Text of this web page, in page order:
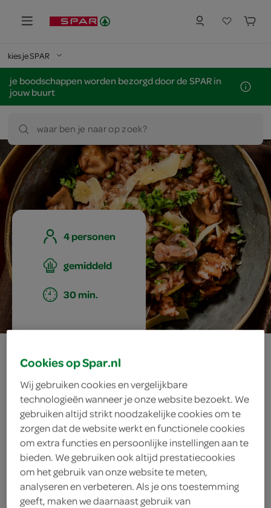
kies je SPAR
je boodschappen worden bezorgd door de SPAR in
jouw buurt
waar ben je naar op zoek?
4 personen
gemiddeld
30 min.
risotto met port
en
paddenstoelen
ingrediënten
Cookies op Spar.nl
Wij gebruiken cookies en vergelijkbare
technologieën wanneer je onze website bezoekt. We
gebruiken altijd strikt noodzakelijke cookies om te
zorgen dat de website werkt en functionele cookies
om extra functies en persoonlijke instellingen aan te
bieden. We gebruiken ook altijd prestatiecookies
om het gebruik van onze website te meten,
analyseren en verbeteren. Als je ons toestemming
geeft, maken we daarnaast gebruik van